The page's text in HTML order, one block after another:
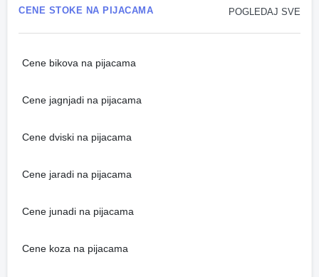
POGLEDAJ SVE
CENE STOKE NA PIJACAMA
Cene bikova na pijacama
Cene jagnjadi na pijacama
Cene dviski na pijacama
Cene jaradi na pijacama
Cene junadi na pijacama
Cene koza na pijacama